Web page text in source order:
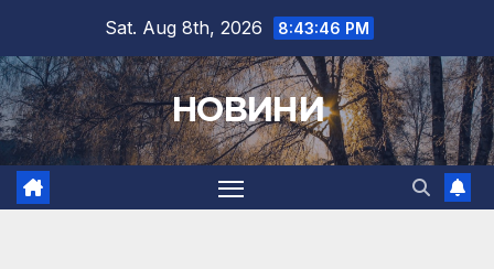
content
Sat. Aug 8th, 2026 8:43:48 PM
НОВИНИ